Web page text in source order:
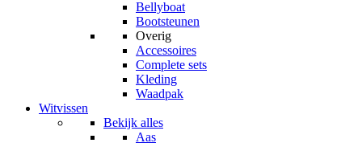
Bellyboat
Bootsteunen
Overig
Accessoires
Complete sets
Kleding
Waadpak
Witvissen
Bekijk alles
Aas